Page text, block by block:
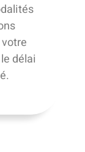
délai